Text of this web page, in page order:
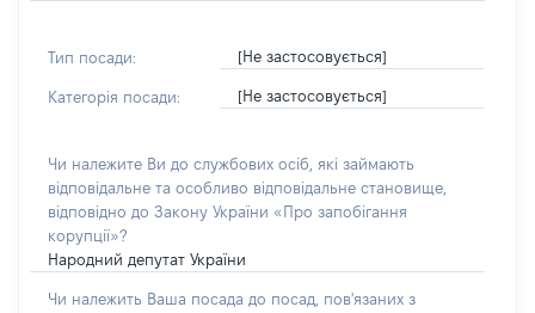
Тип посади: [Не застосовується]
Категорія посади: [Не застосовується]
Чи належите Ви до службових осіб, які займають
відповідальне та особливо відповідальне становище,
відповідно до Закону України «Про запобігання
корупції»?
Народний депутат України
Чи належить Ваша посада до посад, пов'язаних з